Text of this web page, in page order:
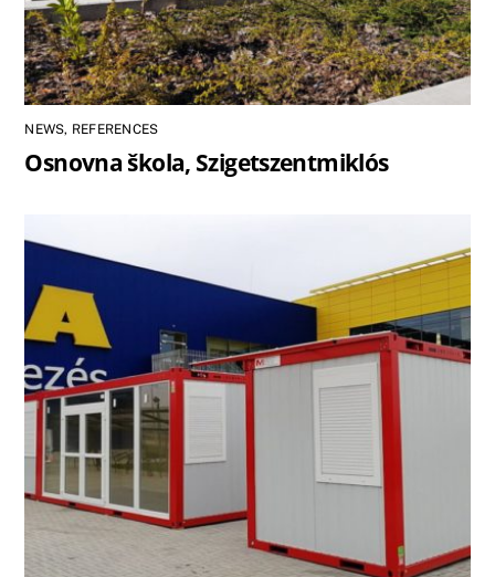
NEWS, REFERENCES
Osnovna škola, Szigetszentmiklós